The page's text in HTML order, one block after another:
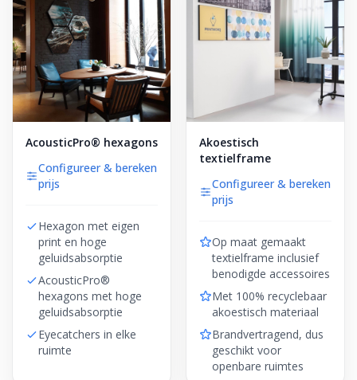
AcousticPro® hexagons
Configureer & bereken
prijs
Hexagon met eigen
print en hoge
geluidsabsorptie
AcousticPro®
hexagons met hoge
geluidsabsorptie
Eyecatchers in elke
ruimte
Akoestisch
textielframe
Configureer & bereken
prijs
Op maat gemaakt
textielframe inclusief
benodigde accessoires
Met 100% recyclebaar
akoestisch materiaal
Brandvertragend, dus
geschikt voor
openbare ruimtes